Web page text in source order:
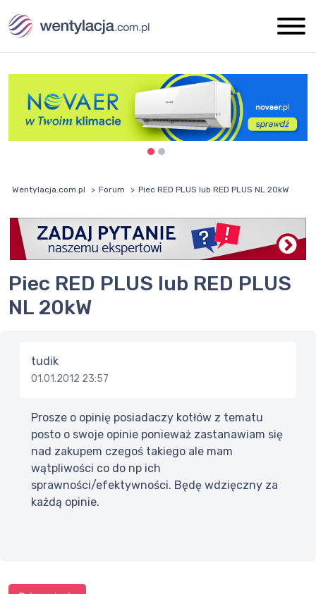
Wentylacja.com.pl Forum Piec RED PLUS lub RED PLUS NL 20kW
Piec RED PLUS lub RED PLUS
NL 20kW
tudik
01.01.2012 23:57
Prosze o opinię posiadaczy kotłów z tematu
posto o swoje opinie ponieważ zastanawiam się
nad zakupem czegoś takiego ale mam
wątpliwości co do np ich
sprawności/efektywności. Będę wdzięczny za
każdą opinie.